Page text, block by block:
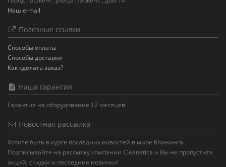
Наш e-mail
Полезные ссылки
Способы оплаты
Способы доставки
Как сделать заказ?
Наша гарантия
Гарантия на оборудование 12 месяцев!
Новостная рассылка
Хотите быть в курсе последних новостей в мире Клининга.
Подписывайте на рассылку компании Cleanetica и Вы не пропустите
акций, скидки и последние новинки!